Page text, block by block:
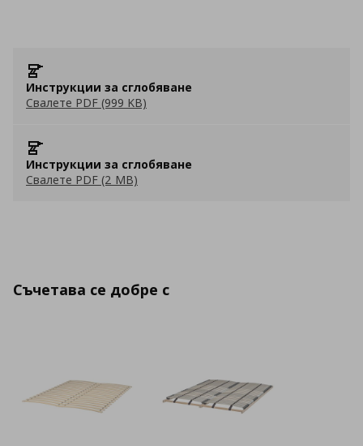
Инструкции за сглобяване
Свалете PDF (999 KB)
Инструкции за сглобяване
Свалете PDF (2 MB)
Съчетава се добре с